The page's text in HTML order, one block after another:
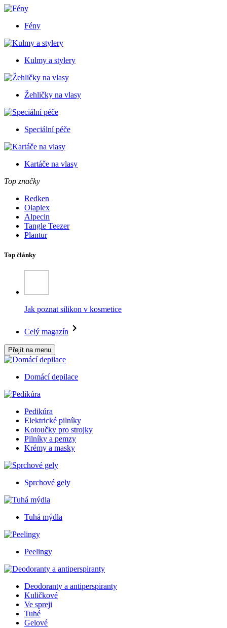
Fény
Kulmy a stylery
Žehličky na vlasy
Speciální péče
Kartáče na vlasy
Top značky
Redken
Olaplex
Alpecin
Tangle Teezer
Plantur
Top články
Jak poznat silikon v kosmetice
Celý magazín
Přejít na menu
Domácí depilace
Pedikúra
Elektrické pilníky
Kotoučky pro strojky
Pilníky a pemzy
Krémy a masky
Sprchové gely
Tuhá mýdla
Peelingy
Deodoranty a antiperspiranty
Kuličkové
Ve spreji
Tuhé
Gelové